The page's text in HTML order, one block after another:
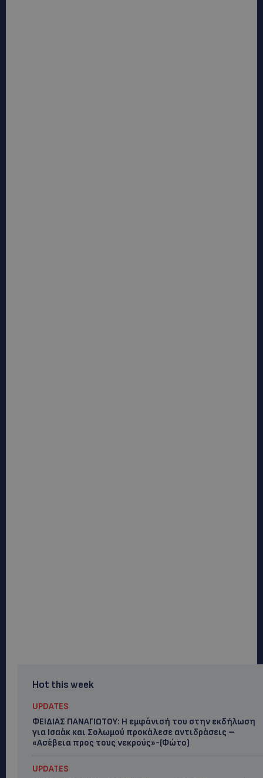
Hot this week
UPDATES
ΦΕΙΔΙΑΣ ΠΑΝΑΓΙΩΤΟΥ: Η εμφάνισή του στην εκδήλωση
για Ισαάκ και Σολωμού προκάλεσε αντιδράσεις –
«Ασέβεια προς τους νεκρούς»-(Φώτο)
UPDATES